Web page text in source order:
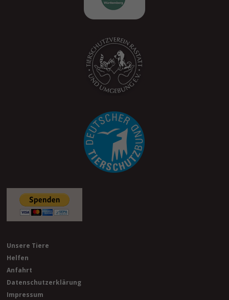
Unsere Tiere
Helfen
Anfahrt
Datenschutzerklärung
Impressum